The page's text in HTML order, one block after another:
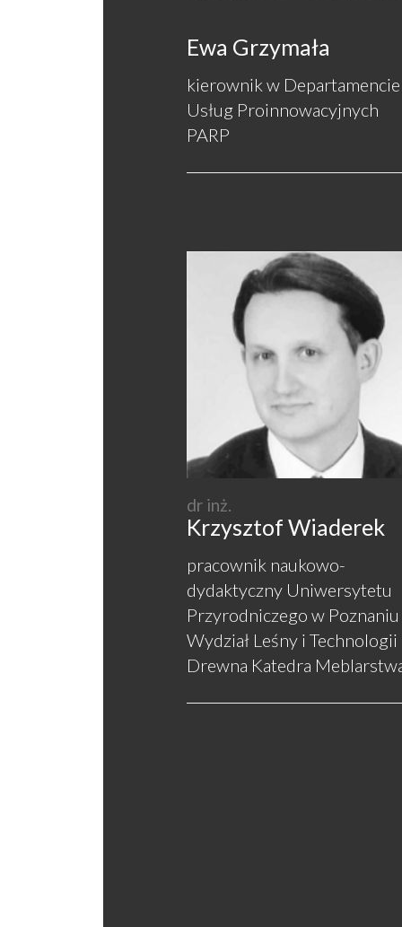
Ewa Grzymała
kierownik w Departamencie
Usług Proinnowacyjnych
PARP
dr inż.
Krzysztof Wiaderek
pracownik naukowo-
dydaktyczny Uniwersytetu
Przyrodniczego w Poznaniu
Wydział Leśny i Technologii
Drewna Katedra